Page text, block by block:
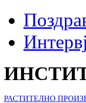
РАСТИТЕЛНО